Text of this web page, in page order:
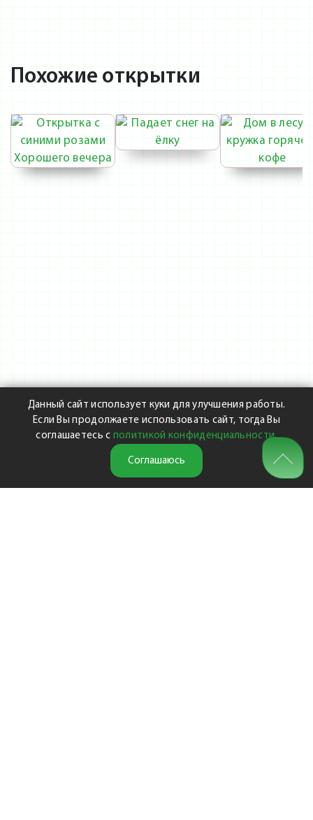
Похожие открытки
Данный сайт использует куки для улучшения работы.
Если Вы продолжаете использовать сайт, тогда Вы
соглашаетесь с политикой конфиденциальности.
Соглашаюсь